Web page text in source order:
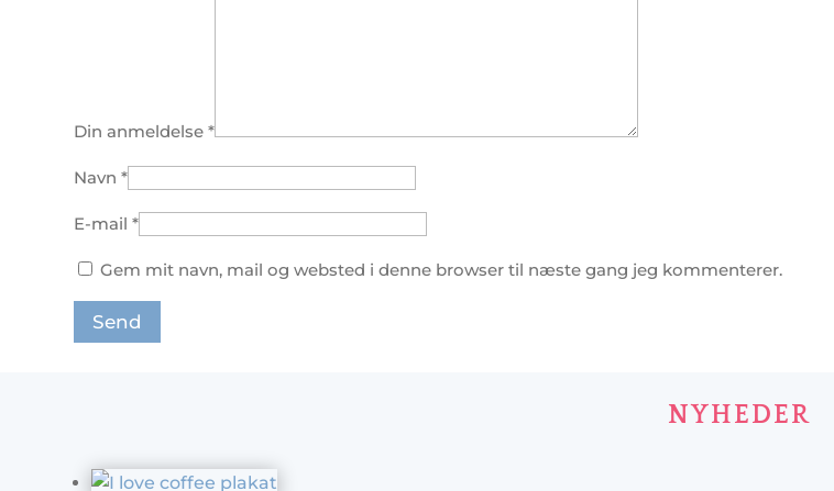
Din anmeldelse*
Navn*
E-mail*
Gem mit navn, mail og websted i denne browser til næste gang jeg kommenterer.
NYHEDER